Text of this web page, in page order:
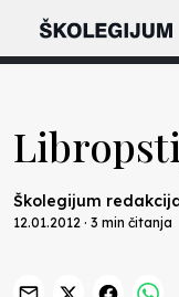
Školegijum
12.01.2012 · 3 min čitanja